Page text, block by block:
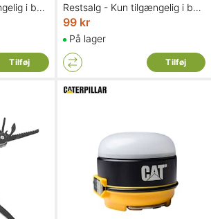
Restsalg - Kun tilgængelig i begrænset antal og så længe lager haves
Tilføj
Restsalg - Kun tilgængelig i begrænset antal og så længe lager haves
99 kr
På lager
Tilføj